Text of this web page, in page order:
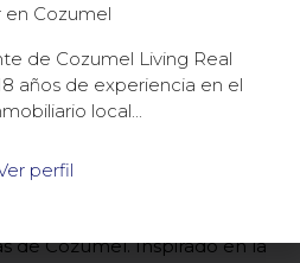
de Cozumel. Inspirado en la
en Cozumel
de Cozumel Living Real
años de experiencia en el
local...
perfil